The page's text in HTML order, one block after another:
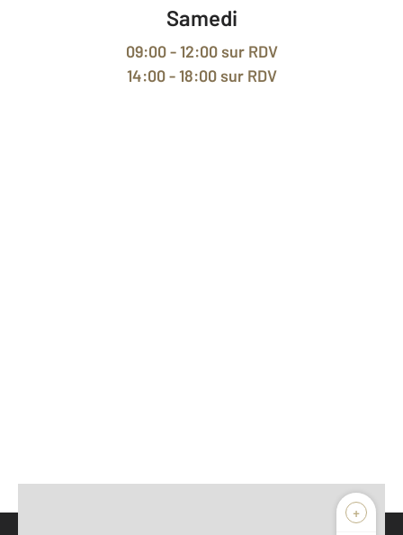
Samedi
09:00 - 12:00sur RDV
14:00 - 18:00sur RDV
+